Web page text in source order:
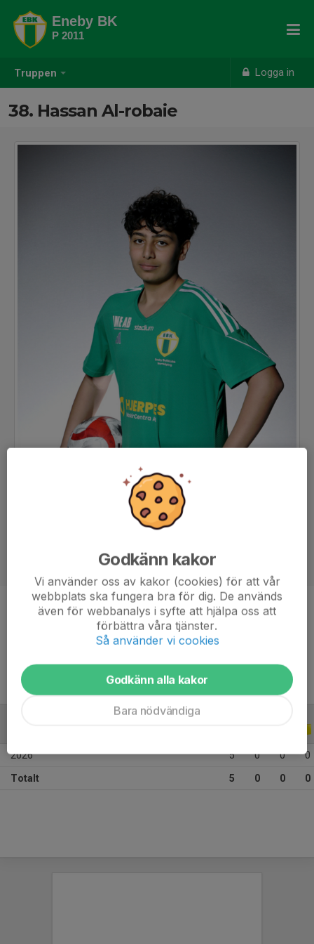
Truppen Logga in
Eneby BK
P 2011
38. Hassan Al-robaie
Position
Back
14 år
2026 5 0 0 0
Totalt 5 0 0 0
Godkänn kakor
Vi använder oss av kakor (cookies) för att vår
webbplats ska fungera bra för dig. De används
även för webbanalys i syfte att hjälpa oss att
förbättra våra tjänster.
Så använder vi cookies
Godkänn alla kakor
Bara nödvändiga